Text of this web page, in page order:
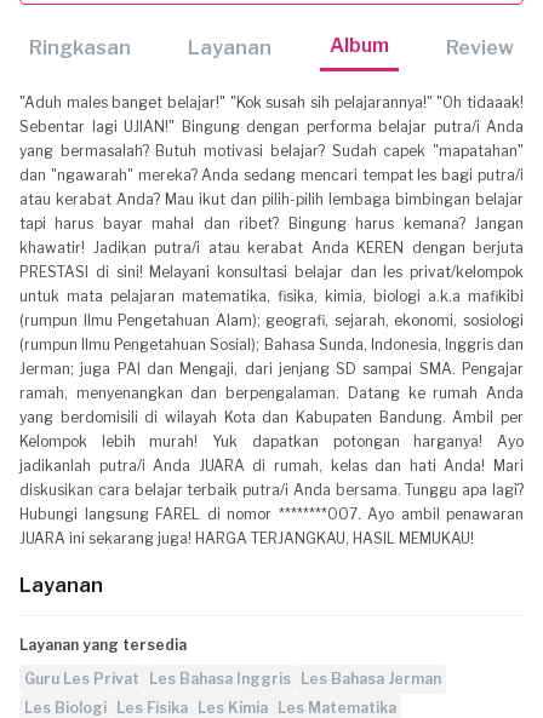
Ringkasan Layanan Album Review
"Aduh males banget belajar!" "Kok susah sih pelajarannya!" "Oh tidaaak!
Sebentar lagi UJIAN!" Bingung dengan performa belajar putra/i Anda
yang bermasalah? Butuh motivasi belajar? Sudah capek "mapatahan"
dan "ngawarah" mereka? Anda sedang mencari tempat les bagi putra/i
atau kerabat Anda? Mau ikut dan pilih-pilih lembaga bimbingan belajar
tapi harus bayar mahal dan ribet? Bingung harus kemana? Jangan
khawatir! Jadikan putra/i atau kerabat Anda KEREN dengan berjuta
PRESTASI di sini! Melayani konsultasi belajar dan les privat/kelompok
untuk mata pelajaran matematika, fisika, kimia, biologi a.k.a mafikibi
(rumpun Ilmu Pengetahuan Alam); geografi, sejarah, ekonomi, sosiologi
(rumpun Ilmu Pengetahuan Sosial); Bahasa Sunda, Indonesia, Inggris dan
Jerman; juga PAI dan Mengaji, dari jenjang SD sampai SMA. Pengajar
ramah, menyenangkan dan berpengalaman. Datang ke rumah Anda
yang berdomisili di wilayah Kota dan Kabupaten Bandung. Ambil per
Kelompok lebih murah! Yuk dapatkan potongan harganya! Ayo
jadikanlah putra/i Anda JUARA di rumah, kelas dan hati Anda! Mari
diskusikan cara belajar terbaik putra/i Anda bersama. Tunggu apa lagi?
Hubungi langsung FAREL di nomor ********007. Ayo ambil penawaran
JUARA ini sekarang juga! HARGA TERJANGKAU, HASIL MEMUKAU!
Layanan
Layanan yang tersedia
Guru Les Privat
Les Bahasa Inggris
Les Bahasa Jerman
Les Biologi
Les Fisika Les Kimia Les Matematika